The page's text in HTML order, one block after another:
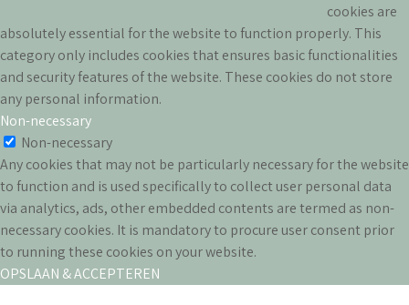
cookies are
absolutely essential for the website to function properly. This
category only includes cookies that ensures basic functionalities
and security features of the website. These cookies do not store
any personal information.
Non-necessary
Non-necessary
Any cookies that may not be particularly necessary for the website
to function and is used specifically to collect user personal data
via analytics, ads, other embedded contents are termed as non-
necessary cookies. It is mandatory to procure user consent prior
to running these cookies on your website.
OPSLAAN & ACCEPTEREN